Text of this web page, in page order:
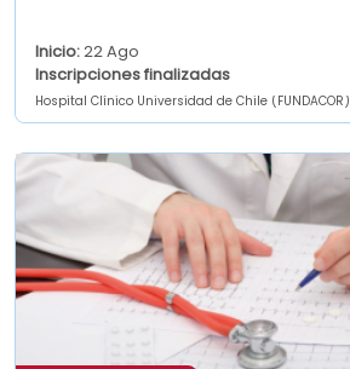
Inicio:22 Ago
Inscripciones finalizadas
Hospital Clínico Universidad de Chile (FUNDACOR)